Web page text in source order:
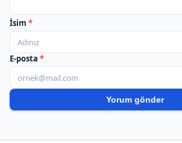
PTT Kargo Aksaray Müdürlüğü
PTT Kargo Akşemsettin Şubesi
PTT Kargo Alemdağ Şubesi
İsim *
E-posta *